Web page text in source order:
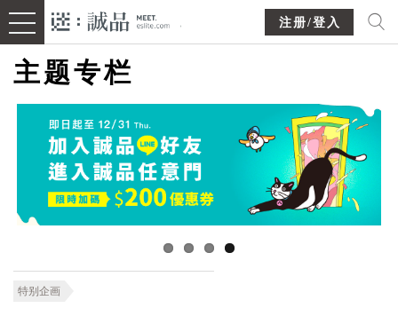
注册/登入
主题专栏
特别企画